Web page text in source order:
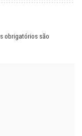
obrigatórios são